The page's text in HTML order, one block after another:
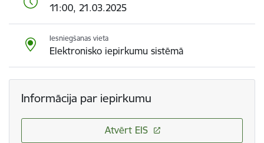
11:00, 21.03.2025
Iesniegšanas vieta
Elektronisko iepirkumu sistēmā
Informācija par iepirkumu
Atvērt EIS